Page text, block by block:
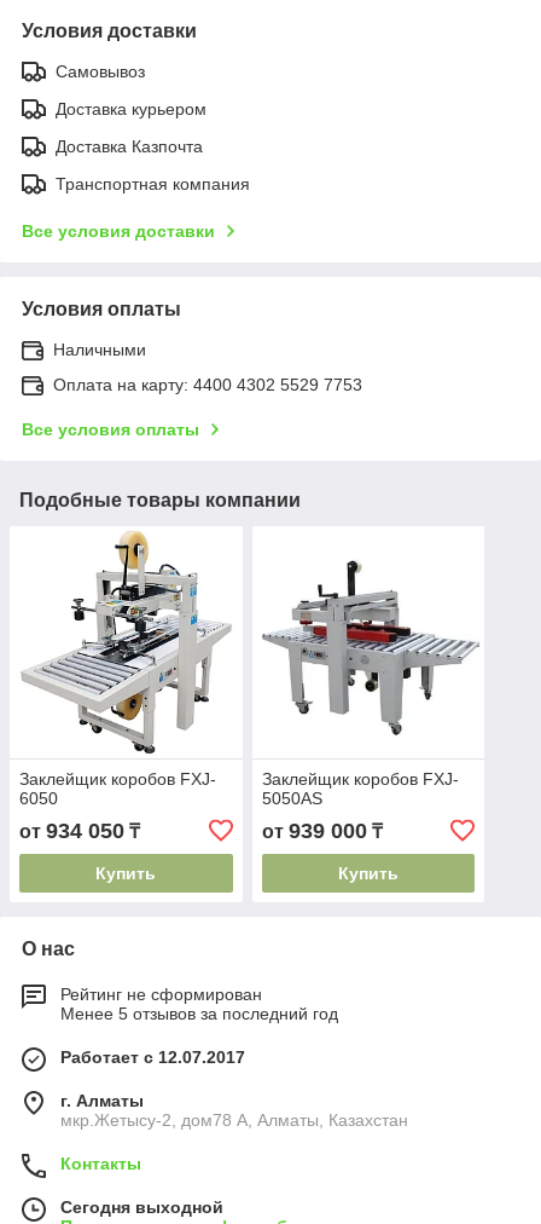
Условия доставки
Самовывоз
Доставка курьером
Доставка Казпочта
Транспортная компания
Все условия доставки
Условия оплаты
Наличными
Оплата на карту: 4400 4302 5529 7753
Все условия оплаты
Подобные товары компании
Заклейщик коробов FXJ-
6050
от 934 050 ₸
Купить
Заклейщик коробов FXJ-
5050AS
от 939 000₸
Купить
О нас
Рейтинг не сформирован
Менее 5 отзывов за последний год
Работает с 12.07.2017
г. Алматы
мкр.Жетысу-2, дом78 А, Алматы, Казахстан
Контакты
Сегодня выходной